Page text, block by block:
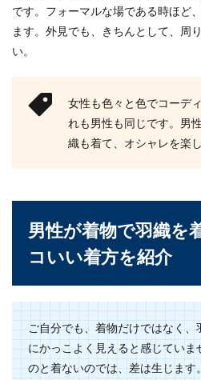
ーバーやはさみ
かわからない...
世の中には趣味
ノースリー
男の意見と
彼氏が居ない女
っている女性...
です。フォーマルな場である時ほど
ます。外見でも、きちんとして、周
い。
女性も色々と色でコーデ
れも男性も同じです。男
織も着て、オシャレを楽
男性が着物で羽織を
コいい着方を紹介
ご自分でも、着物だけではなく
にかっこよく見えると感じてい
のと着ないのでは、差は生じま